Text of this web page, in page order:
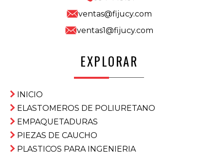
ventas@fijucy.com
ventas1@fijucy.com
EXPLORAR
INICIO
ELASTOMEROS DE POLIURETANO
EMPAQUETADURAS
PIEZAS DE CAUCHO
PLASTICOS PARA INGENIERIA